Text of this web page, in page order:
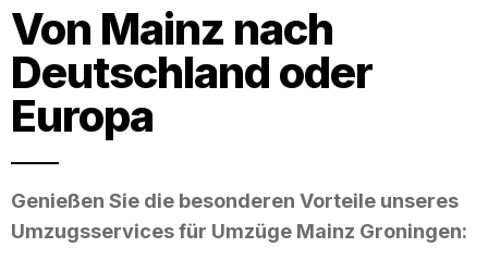
Von Mainz nach
Deutschland oder
Europa
Genießen Sie die besonderen Vorteile unseres
Umzugsservices für Umzüge Mainz Groningen: